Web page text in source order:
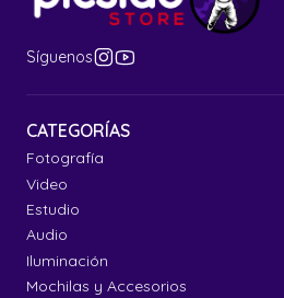
Síguenos
CATEGORÍAS
Fotografía
Video
Estudio
Audio
Iluminación
Mochilas y Accesorios